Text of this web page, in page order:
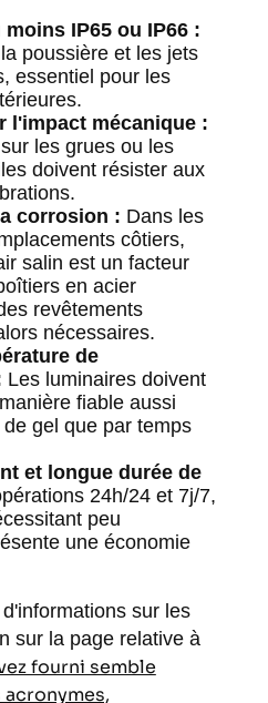
IP65 ou IP66 :
poussière et les jets
essentiel pour les
l'impact mécanique :
les grues ou les
doivent résister aux
corrosion : Dans les
côtiers,
salin est un facteur
en acier
revêtements
nécessaires.
de
Les luminaires doivent
fiable aussi
gel que par temps
et longue durée de
24h/24 et 7j/7,
peu
une économie
sur les
sur la page relative à
fourni semble